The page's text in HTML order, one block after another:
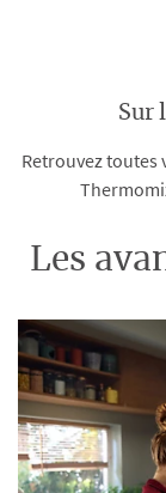
Sur
Retrouvez toutes
Les